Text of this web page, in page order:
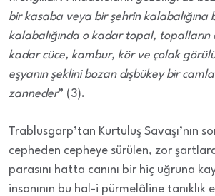
bir kasaba veya bir şehrin kalabalığına
kalabalığında o kadar topal, topalların
kadar cüce, kambur, kör ve çolak
eşyanın şeklini bozan dışbükey bir
zanneder” (3).
Trablusgarp’tan Kurtuluş Savaşı’nın
cepheden cepheye sürülen, zor
parasını hatta canını bir hiç uğruna
insanının bu hal-i pürmelâline tanıklık